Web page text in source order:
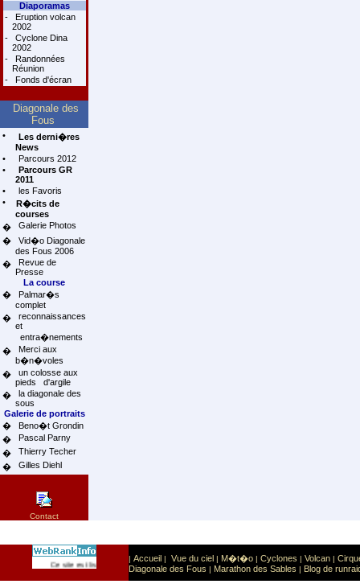
Diaporamas
-
Eruption volcan
2002
-
Cyclone Dina
2002
-
Randonnées
Réunion
-
Fonds d'écran
Diagonale des
Fous
•
Les derni�res
News
•
Parcours 2012
•
Parcours GR
2011
•
les Favoris
•
R�cits de
courses
�
Galerie Photos
�
Vid�o Diagonale
des Fous 2006
�
Revue de
Presse
La course
�
Palmar�s
complet
�
reconnaissances
et
entra�nements
�
Merci aux
b�n�voles
�
un colosse aux
pieds d'argile
�
la diagonale des
sous
Galerie de portraits
�
Beno�t Grondin
�
Pascal Parny
�
Thierry Techer
�
Gilles Diehl
Contact
Ce site est list� dans la cat�gorie Sport: Sports extr�mes
| Accueil | Vue du ciel | M�t�o | Cyclones | Volcan |
Diagonale des Fous | Marathon des Sables | Blog de